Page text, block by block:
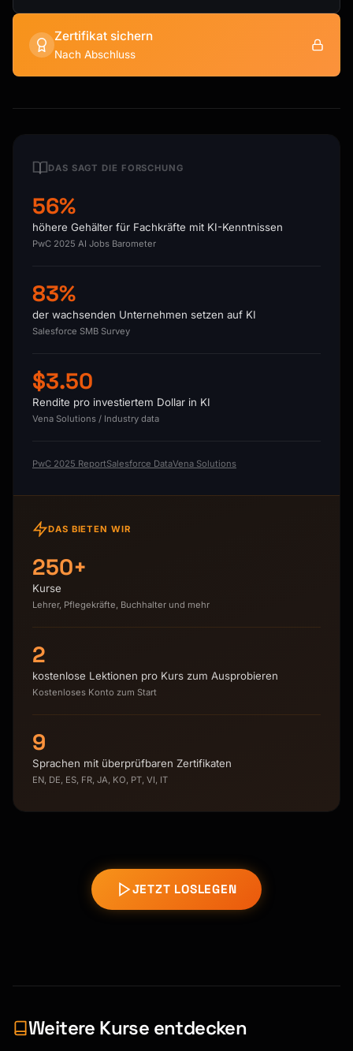
Zertifikat sichern
Nach Abschluss
DAS SAGT DIE FORSCHUNG
56%
höhere Gehälter für Fachkräfte mit KI-Kenntnissen
PwC 2025 AI Jobs Barometer
83%
der wachsenden Unternehmen setzen auf KI
Salesforce SMB Survey
$3.50
Rendite pro investiertem Dollar in KI
Vena Solutions / Industry data
PwC 2025 ReportSalesforce DataVena Solutions
DAS BIETEN WIR
250+
Kurse
Lehrer, Pflegekräfte, Buchhalter und mehr
2
kostenlose Lektionen pro Kurs zum Ausprobieren
Kostenloses Konto zum Start
9
Sprachen mit überprüfbaren Zertifikaten
EN, DE, ES, FR, JA, KO, PT, VI, IT
JETZT LOSLEGEN
Weitere Kurse entdecken